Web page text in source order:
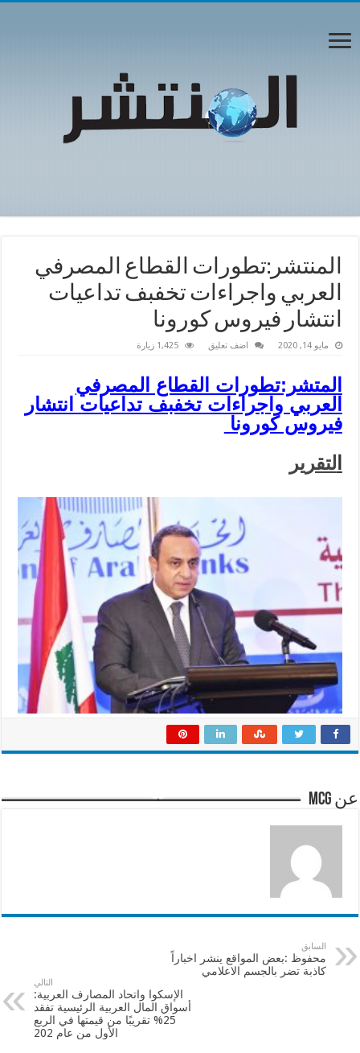
المنتشر:تطورات القطاع المصرفي
العربي واجراءات تخفبف تداعيات
انتشار فيروس كورونا
مايو 14, 2020 اضف تعليق 1,425 زيارة
المتشر:تطورات القطاع المصرفي
العربي واجراءات تخفبف تداعيات انتشار
فيروس كورونا
لتقرير
عن mcg
السابق
محفوظ :بعض المواقع ينشر اخباراً
كاذبة تضر بالجسم الاعلامي
التالي
الإسكوا واتحاد المصارف العربية:
أسواق المال العربية الرئيسية تفقد
25% تقريبًا من قيمتها في الربع
الأول من عام 202